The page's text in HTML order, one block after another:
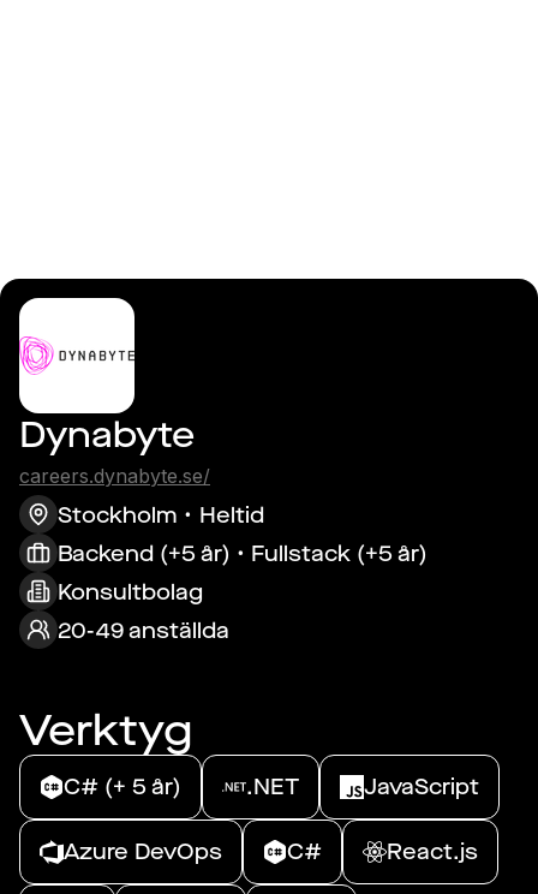
Dynabyte
careers.dynabyte.se/
Stockholm
Heltid
Backend (+5 år) • Fullstack (+5 år)
Konsultbolag
20-49 anställda
Verktyg
C# (+ 5 år) .NET JavaScript
Azure DevOps C# React.js